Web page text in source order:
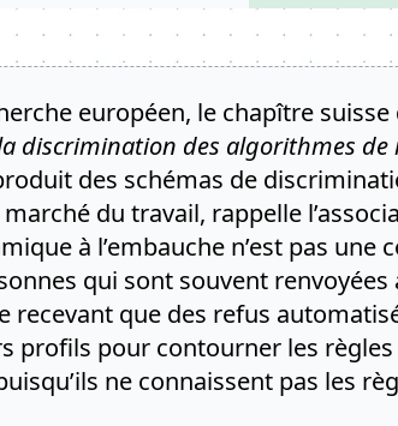
européen, le chapître
discrimination des algorithmes de
des schémas de
du travail, rappelle
à l’embauche n’est pas
qui sont souvent
recevant que des refus
profils pour contourner les
ne connaissent pas les